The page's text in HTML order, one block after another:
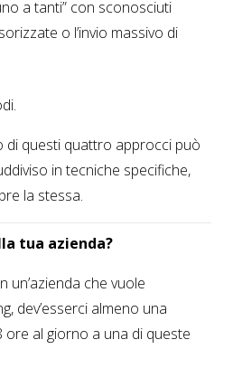
a tanti” con sconosciuti
o l’invio massivo di
di questi quattro approcci può
in tecniche specifiche,
la stessa.
tua azienda?
un’azienda che vuole
dev’esserci almeno una
ore al giorno a una di queste